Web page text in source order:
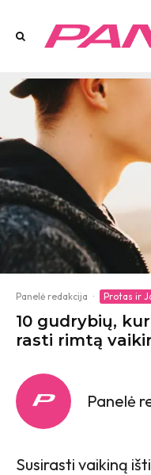
Panelė redakcija · Protas ir
10 gudrybių,
rasti rimtą
Panelė
Susirasti vaikiną